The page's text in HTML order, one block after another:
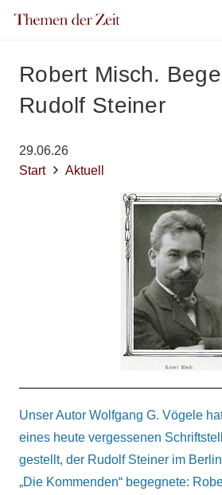
Robert Misch.
Rudolf Steiner
29.06.26
Start
Aktuell
Unser Autor Wolfgang G. Vögele
eines heute vergessenen
gestellt, der Rudolf Steiner im
„Die Kommenden“ begegnete: